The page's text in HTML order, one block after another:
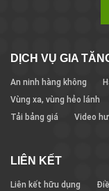
DỊCH VỤ GIA
An ninh hàng không
Vùng xa, vùng hẻo lánh
Tải bảng giá
Video
LIÊN KẾT
Liên kết hữu dụng